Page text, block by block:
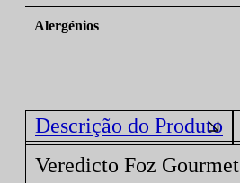
Alergénios
Descrição do Produto
Veredicto Foz Gourmet